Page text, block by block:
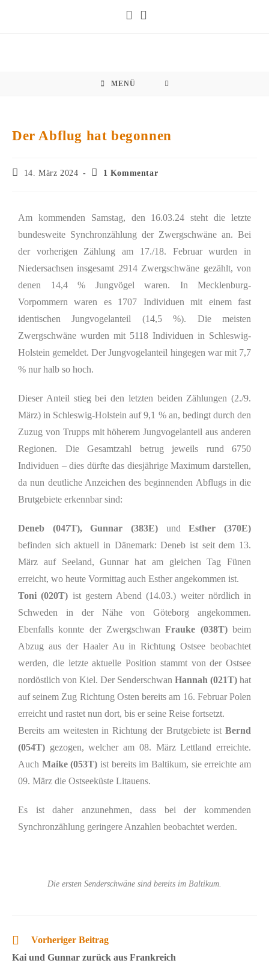
MENÜ
Der Abflug hat begonnen
14. März 2024 1 Kommentar
Am kommenden Samstag, den 16.03.24 steht die letzte
bundesweite Synchronzählung der Zwergschwäne an. Bei
der vorherigen Zählung am 17./18. Februar wurden in
Niedersachsen insgesamt 2914 Zwergschwäne gezählt, von
denen 14,4 % Jungvögel waren. In Mecklenburg-
Vorpommern waren es 1707 Individuen mit einem fast
identischen Jungvogelanteil (14,5 %). Die meisten
Zwergschwäne wurden mit 5118 Individuen in Schleswig-
Holstein gemeldet. Der Jungvogelanteil hingegen war mit 7,7
% nur halb so hoch.
Dieser Anteil stieg bei den letzten beiden Zählungen (2./9.
März) in Schleswig-Holstein auf 9,1 % an, bedingt durch den
Zuzug von Trupps mit höherem Jungvogelanteil aus anderen
Regionen. Die Gesamtzahl betrug jeweils rund 6750
Individuen – dies dürfte das diesjährige Maximum darstellen,
da nun deutliche Anzeichen des beginnenden Abflugs in die
Brutgebiete erkennbar sind:
Deneb (047T),Gunnar (383E) undEsther (370E)
befinden sich aktuell in Dänemark: Deneb ist seit dem 13.
März auf Seeland, Gunnar hat am gleichen Tag Fünen
erreicht, wo heute Vormittag auch Esther angekommen ist.
Toni (020T) ist gestern Abend (14.03.) weiter nördlich in
Schweden in der Nähe von Göteborg angekommen.
Ebenfalls konnte der ZwergschwanFrauke (038T)beim
Abzug aus der Haaler Au in Richtung Ostsee beobachtet
werden, die letzte aktuelle Position stammt von der Ostsee
nordöstlich von Kiel. Der Senderschwan Hannah (021T) hat
auf seinem Zug Richtung Osten bereits am 16. Februar Polen
erreicht und rastet nun dort, bis er seine Reise fortsetzt.
Bereits am weitesten in Richtung der Brutgebiete ist Bernd
(054T) gezogen, welcher am 08. März Lettland erreichte.
Auch Maike (053T)ist bereits im Baltikum, sie erreichte am
09. März die Ostseeküste Litauens.
Es ist daher anzunehmen, dass bei der kommenden
Synchronzählung geringere Anzahlen beobachtet werden.
Die ersten Senderschwäne sind bereits im Baltikum.
Vorheriger Beitrag
Kai und Gunnar zurück aus Frankreich